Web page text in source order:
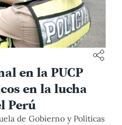
en la PUCP
en la lucha
Perú
de Gobierno y Políticas